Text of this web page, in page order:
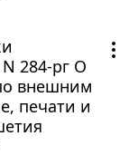
284-рг О
внешним
печати и